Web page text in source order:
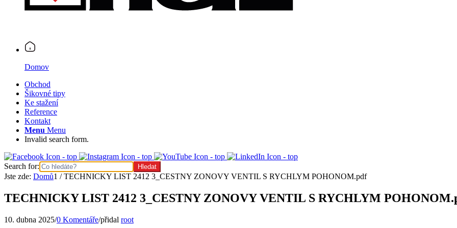
Domov
Obchod
Šikovné tipy
Ke stažení
Reference
Kontakt
Menu Menu
Invalid search form.
Search for:
Jste zde: Domů1 / TECHNICKY LIST 2412 3_CESTNY ZONOVY VENTIL S RYCHLYM POHONOM.pdf
TECHNICKY LIST 2412 3_CESTNY ZONOVY VENTIL S RYCHLYM
10. dubna 2025/0 Komentáře/přidal root